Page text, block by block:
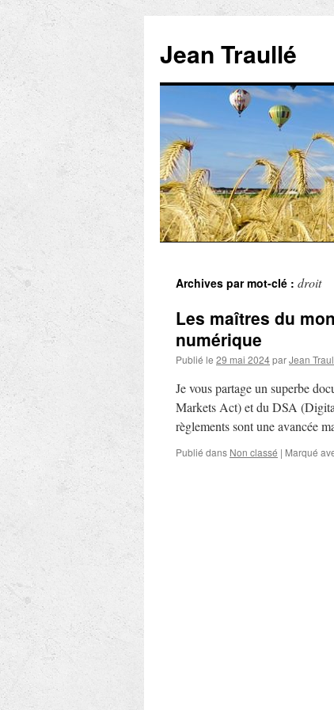
contenu
Jean Traullé
Archives par mot-clé : droit
Les maîtres du
numérique
Publié le 29 mai 2024parJean
Je vous partage un superbe
Markets Act) et du DSA
règlements sont une avancée
Publié dans Non classé | Marqué